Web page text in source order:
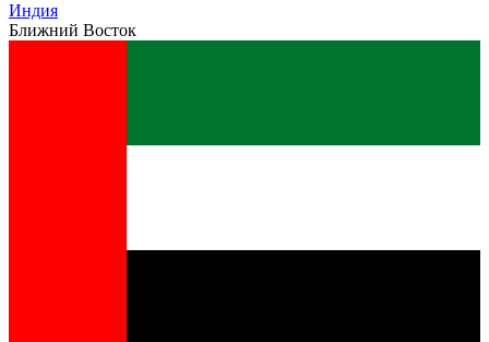
Индия
Ближний Восток